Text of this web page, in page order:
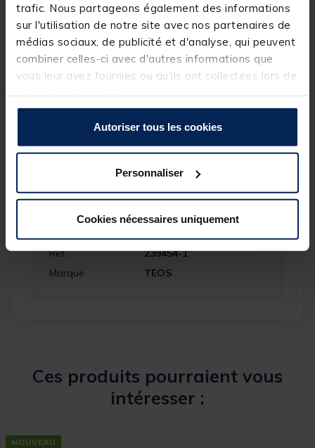
trafic. Nous partageons également des informations
sur l'utilisation de notre site avec nos partenaires de
médias sociaux, de publicité et d'analyse, qui peuvent
combiner celles-ci avec d'autres informations que
vous leur avez fournies ou qu'ils ont collectées lors de
Autoriser tous les cookies
Personnaliser
Cookies nécessaires uniquement
Réf.
239454-1
Marque
TEOS
Ces produits pourraient vous
intéresser :
NOUVEAU